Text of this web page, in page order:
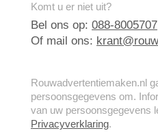
Komt u er niet uit?
Bel ons op: 088-8005707
Of mail ons:
Rouwadvertentiemaken.nl
persoonsgegevens om.
van uw persoonsgegevens
Privacyverklaring.